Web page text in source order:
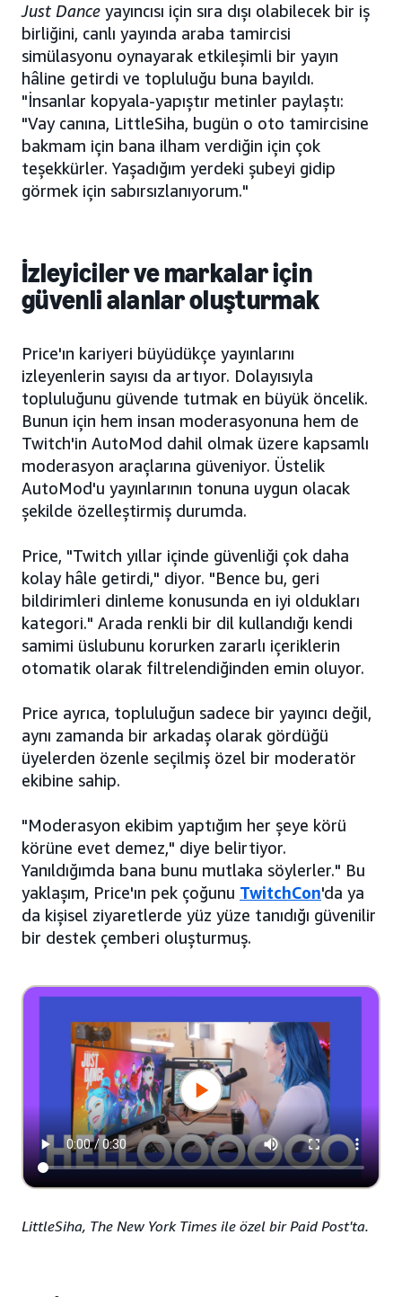
Just Dance yayıncısı için sıra dışı olabilecek bir iş
birliğini, canlı yayında araba tamircisi
simülasyonu oynayarak etkileşimli bir yayın
hâline getirdi ve topluluğu buna bayıldı.
"İnsanlar kopyala-yapıştır metinler paylaştı:
"Vay canına, LittleSiha, bugün o oto tamircisine
bakmam için bana ilham verdiğin için çok
teşekkürler. Yaşadığım yerdeki şubeyi gidip
görmek için sabırsızlanıyorum."
İzleyiciler ve markalar için
güvenli alanlar oluşturmak
Price'ın kariyeri büyüdükçe yayınlarını
izleyenlerin sayısı da artıyor. Dolayısıyla
topluluğunu güvende tutmak en büyük öncelik.
Bunun için hem insan moderasyonuna hem de
Twitch'in AutoMod dahil olmak üzere kapsamlı
moderasyon araçlarına güveniyor. Üstelik
AutoMod'u yayınlarının tonuna uygun olacak
şekilde özelleştirmiş durumda.
Price, "Twitch yıllar içinde güvenliği çok daha
kolay hâle getirdi," diyor. "Bence bu, geri
bildirimleri dinleme konusunda en iyi oldukları
kategori." Arada renkli bir dil kullandığı kendi
samimi üslubunu korurken zararlı içeriklerin
otomatik olarak filtrelendiğinden emin oluyor.
Price ayrıca, topluluğun sadece bir yayıncı değil,
aynı zamanda bir arkadaş olarak gördüğü
üyelerden özenle seçilmiş özel bir moderatör
ekibine sahip.
"Moderasyon ekibim yaptığım her şeye körü
körüne evet demez," diye belirtiyor.
Yanıldığımda bana bunu mutlaka söylerler." Bu
yaklaşım, Price'ın pek çoğunu TwitchCon'da ya
da kişisel ziyaretlerde yüz yüze tanıdığı güvenilir
bir destek çemberi oluşturmuş.
LittleSiha, The New York Times ile özel bir Paid Post'ta.